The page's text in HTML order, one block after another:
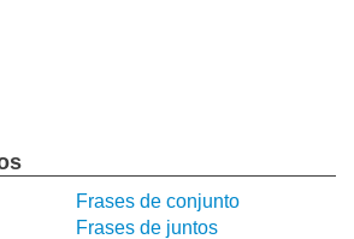
Frases de conjunto
Frases de juntos